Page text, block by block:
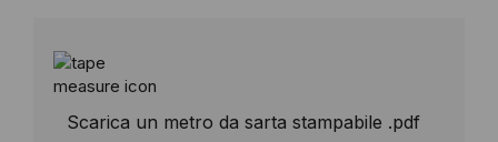
Scarica un metro da sarta stampabile .pdf